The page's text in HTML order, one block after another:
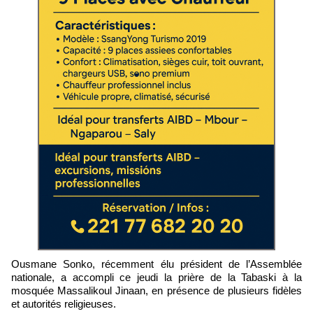
Ousmane Sonko, récemment élu président de l’Assemblée
nationale, a accompli ce jeudi la prière de la Tabaski à la
mosquée Massalikoul Jinaan, en présence de plusieurs fidèles
et autorités religieuses.